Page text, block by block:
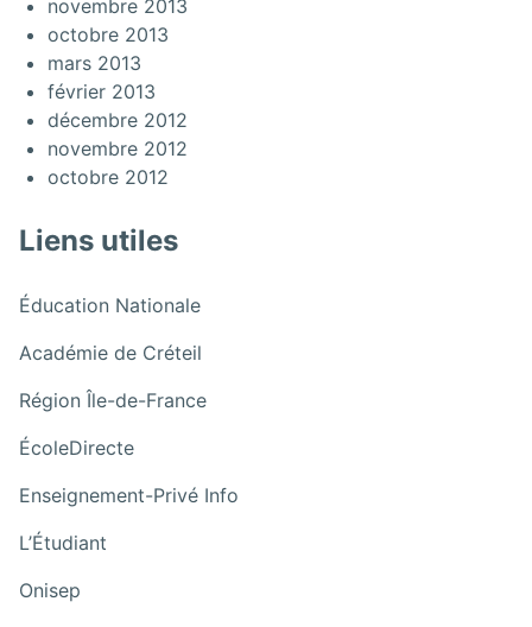
novembre 2013
octobre 2013
mars 2013
février 2013
décembre 2012
novembre 2012
octobre 2012
Liens utiles
Éducation Nationale:
2025:
Académie de Créteil
2025:
arts
Région Île-de-France:
Musée
ÉcoleDirecte:
2025:
Enseignement-Privé Info
L’Étudiant
Onisep